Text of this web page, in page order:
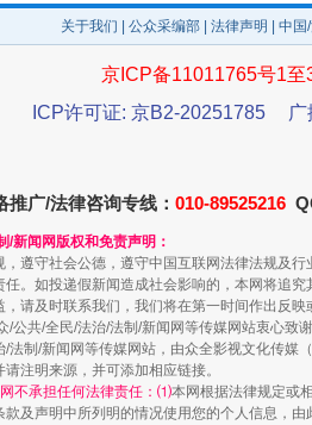
关于我们 公众采编部 法律声明 | 中
京ICP备11011765号1至
ICP许可证: 京B2-20251785
推广/法律咨询专线： 010-89525216
/新闻网版权和免责声明：
遵守社会公德，遵守中国互联网法律法规及
任。如投递假新闻造成社会影响的，本网将追
请及时联系我们，我们将在第一时间作出反
/公共/全民/法治/法制/新闻网等传媒网站衷心致谢
/法制/新闻网等传媒网站，由众全影视文化传
注明来源，并可添加相应链接。
不承担任何法律责任：⑴本网根据法律规定或
及声明中所列明的情况使用您的个人信息，由